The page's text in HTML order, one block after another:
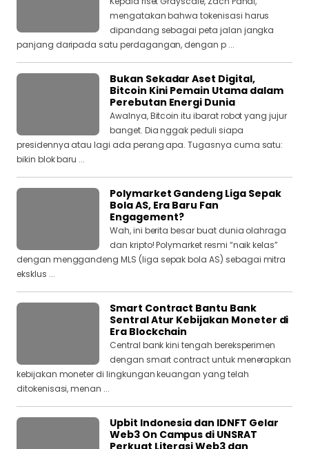
mengatakan bahwa tokenisasi harus
dipandang sebagai peta jalan jangka
panjang daripada satu perdagangan, dengan p ...
Bukan Sekadar Aset Digital,
Bitcoin Kini Pemain Utama dalam
Perebutan Energi Dunia
Awalnya, Bitcoin itu ibarat robot yang jujur
banget. Dia nggak peduli siapa
presidennya atau lagi ada perang apa. Tugasnya cuma satu:
bikin blok baru ...
Polymarket Gandeng Liga Sepak
Bola AS, Era Baru Fan
Engagement?
Wah, ini berita besar buat dunia olahraga
dan kripto! Polymarket resmi “naik kelas”
dengan menggandeng MLS (liga sepak bola AS) sebagai mitra
eksklus ...
Smart Contract Bantu Bank
Sentral Atur Kebijakan Moneter di
Era Blockchain
Central bank kini tengah bereksperimen
dengan smart contract untuk menerapkan
kebijakan moneter di lingkungan keuangan yang telah
ditokenisasi, menan ...
Upbit Indonesia dan IDNFT Gelar
Web3 On Campus di UNSRAT
Perkuat Literasi Web3 dan